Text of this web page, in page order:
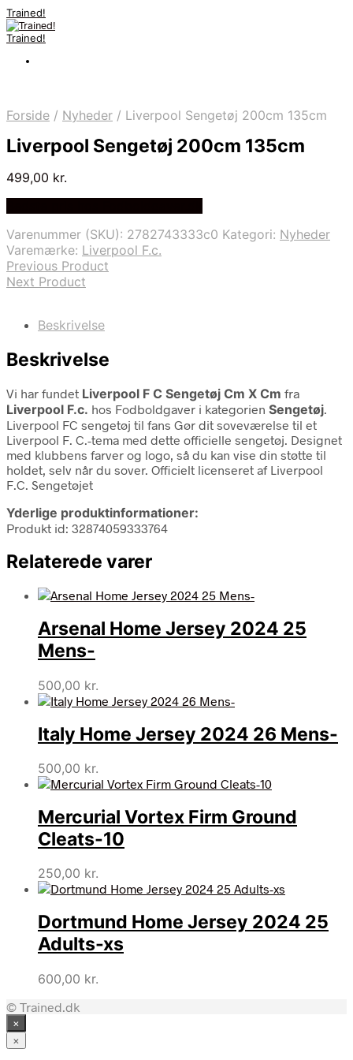
Trained!
Trained!
Forside / Nyheder / Liverpool Sengetøj 200cm 135cm
Liverpool Sengetøj 200cm 135cm
499,00 kr.
Varenummer (SKU): 2782743333c0 Kategori: Nyheder
Varemærke: Liverpool F.c.
Previous Product
Next Product
Beskrivelse
Beskrivelse
Vi har fundet Liverpool F C Sengetøj Cm X Cm fra
Liverpool F.c. hos Fodboldgaver i kategorien Sengetøj.
Liverpool FC sengetøj til fans Gør dit soveværelse til et
Liverpool F. C.-tema med dette officielle sengetøj. Designet
med klubbens farver og logo, så du kan vise din støtte til
holdet, selv når du sover. Officielt licenseret af Liverpool
F.C. Sengetøjet
Yderlige produktinformationer:
Produkt id: 32874059333764
Relaterede varer
Arsenal Home Jersey 2024 25
Mens-
500,00 kr.
Italy Home Jersey 2024 26 Mens-
500,00 kr.
Mercurial Vortex Firm Ground
Cleats-10
250,00 kr.
Dortmund Home Jersey 2024 25
Adults-xs
600,00 kr.
© Trained.dk
×
×